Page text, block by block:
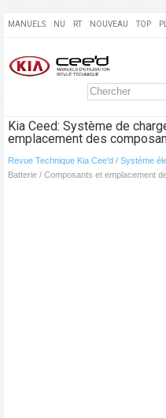
MANUELS NU RT NOUVEAU TOP
Kia Ceed: Système de
emplacement des
Revue Technique Kia Cee'd / Système
Batterie / Composants et emplacement